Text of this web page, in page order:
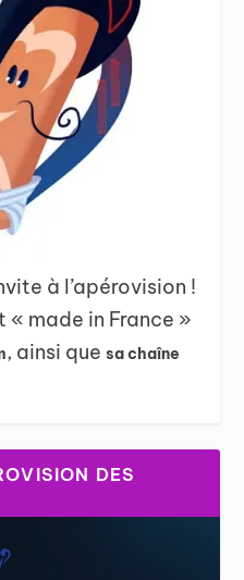
à l’apérovision !
made in France »
, ainsi quesa chaîne
DES